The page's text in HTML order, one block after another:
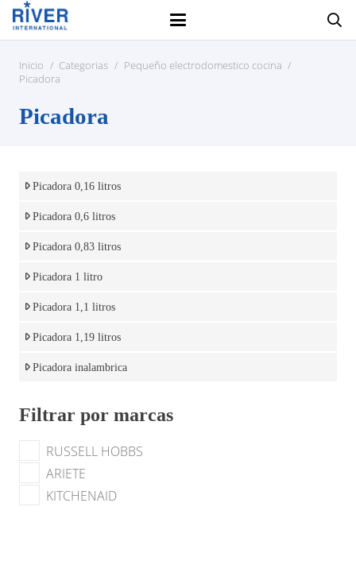
Inicio / Categorias / Pequeño electrodomestico cocina /
Picadora
Picadora
Picadora 0,16 litros
Picadora 0,6 litros
Picadora 0,83 litros
Picadora 1 litro
Picadora 1,1 litros
Picadora 1,19 litros
Picadora inalambrica
Filtrar por marcas
RUSSELL HOBBS
ARIETE
KITCHENAID